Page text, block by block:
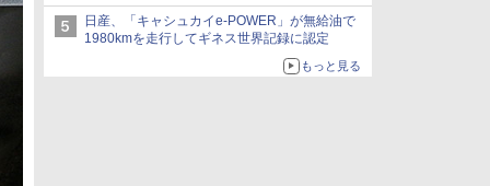
日産、「キャシュカイe-POWER」が無給油で
1980kmを走行してギネス世界記録に認定
もっと見る